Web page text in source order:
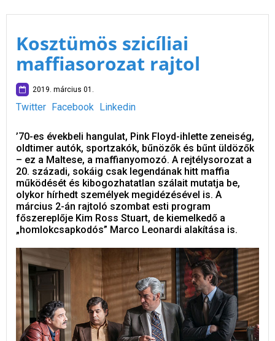
Kosztümös szicíliai
maffiasorozat rajtol
2019. március 01.
Twitter Facebook Linkedin
’70-es évekbeli hangulat, Pink Floyd-ihlette zeneiség,
oldtimer autók, sportzakók, bűnözők és bűnt üldözők
– ez a Maltese, a maffianyomozó. A rejtélysorozat a
20. századi, sokáig csak legendának hitt maffia
működését és kibogozhatatlan szálait mutatja be,
olykor hírhedt személyek megidézésével is. A
március 2-án rajtoló szombat esti program
főszereplője Kim Ross Stuart, de kiemelkedő a
„homlokcsapkodós” Marco Leonardi alakítása is.